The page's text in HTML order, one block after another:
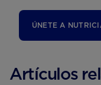
ÚNETE A
Artículos